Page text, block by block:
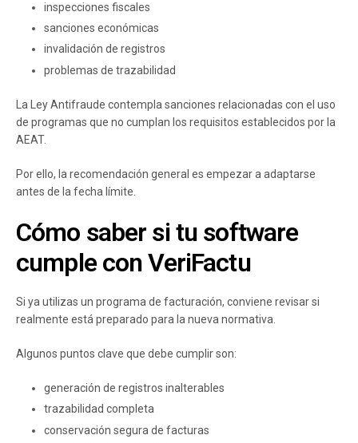
inspecciones fiscales
sanciones económicas
invalidación de registros
problemas de trazabilidad
La Ley Antifraude contempla sanciones relacionadas con el uso
de programas que no cumplan los requisitos establecidos por la
AEAT.
Por ello, la recomendación general es empezar a adaptarse
antes de la fecha límite.
Cómo saber si tu software
cumple con VeriFactu
Si ya utilizas un programa de facturación, conviene revisar si
realmente está preparado para la nueva normativa.
Algunos puntos clave que debe cumplir son:
generación de registros inalterables
trazabilidad completa
conservación segura de facturas